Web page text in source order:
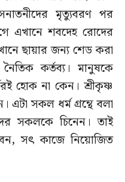
মৃত্যুবরণ পর
এখানে শবদেহ রোদের
ছায়ার জন্য শেড করা
কর্তব্য। মানুষকে
হোক না কেন। শ্রীকৃষ্ণ
এটা সকল ধর্ম গ্রন্থে বলা
সকলকে চিনেন। তাই
সৎ কাজে নিয়োজিত